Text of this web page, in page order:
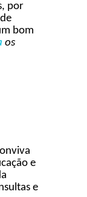
por
bom
os
e
e